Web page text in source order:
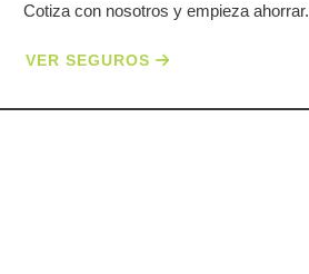
Cotiza con nosotros y empieza ahorrar.
VER SEGUROS